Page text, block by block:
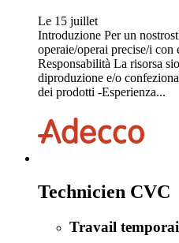
Le 15 juillet
Introduzione Per un
operaie/operai precise/i con
Responsabilità La risorsa
diproduzione e/o
dei prodotti -Esperienza...
Technicien CVC
Travail